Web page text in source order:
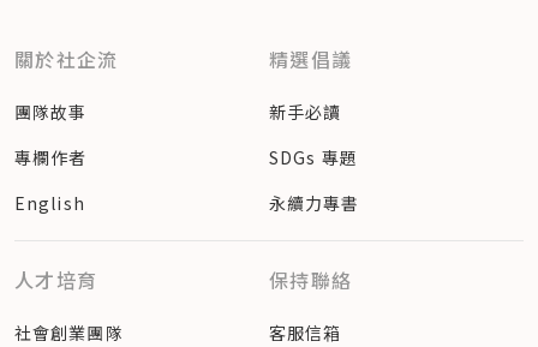
關於社企流
團隊故事
專欄作者
English
精選倡議
新手必讀
SDGs 專題
永續力專書
人才培育
社會創業團隊
保持聯絡
客服信箱